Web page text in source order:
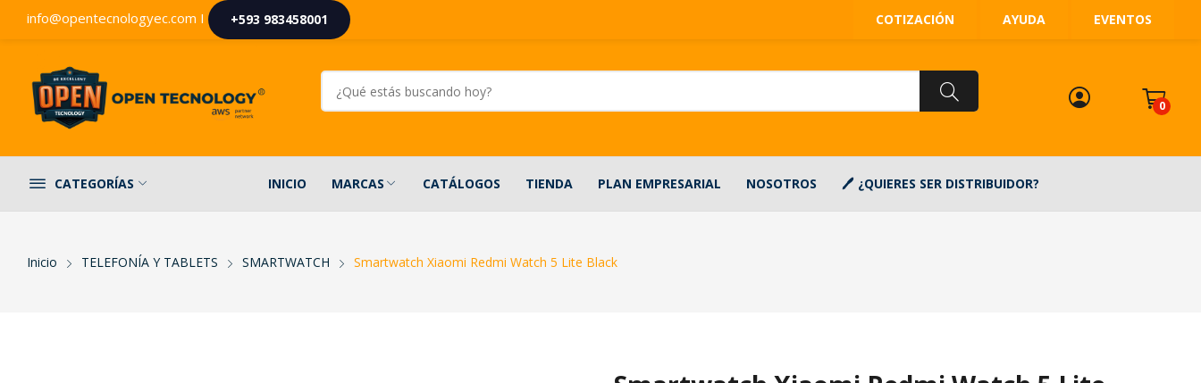
info@opentecnologyec.com I +593 983458001 COTIZACIÓN AYUDA EVENTOS
0
CATEGORÍAS INICIO MARCAS CATÁLOGOS TIENDA PLAN EMPRESARIAL NOSOTROS ¿QUIERES SER DISTRIBUIDOR?
Inicio TELEFONÍA Y TABLETS SMARTWATCH Smartwatch Xiaomi Redmi Watch 5 Lite Black